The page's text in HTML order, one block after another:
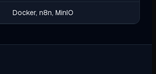
Docker, n8n, MinIO